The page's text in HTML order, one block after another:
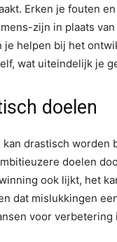
Erken je fouten
zijn in plaats
helpen bij het
wat uiteindelijk je
doelen
drastisch
doelen
ook lijkt, het
dat mislukkingen
voor